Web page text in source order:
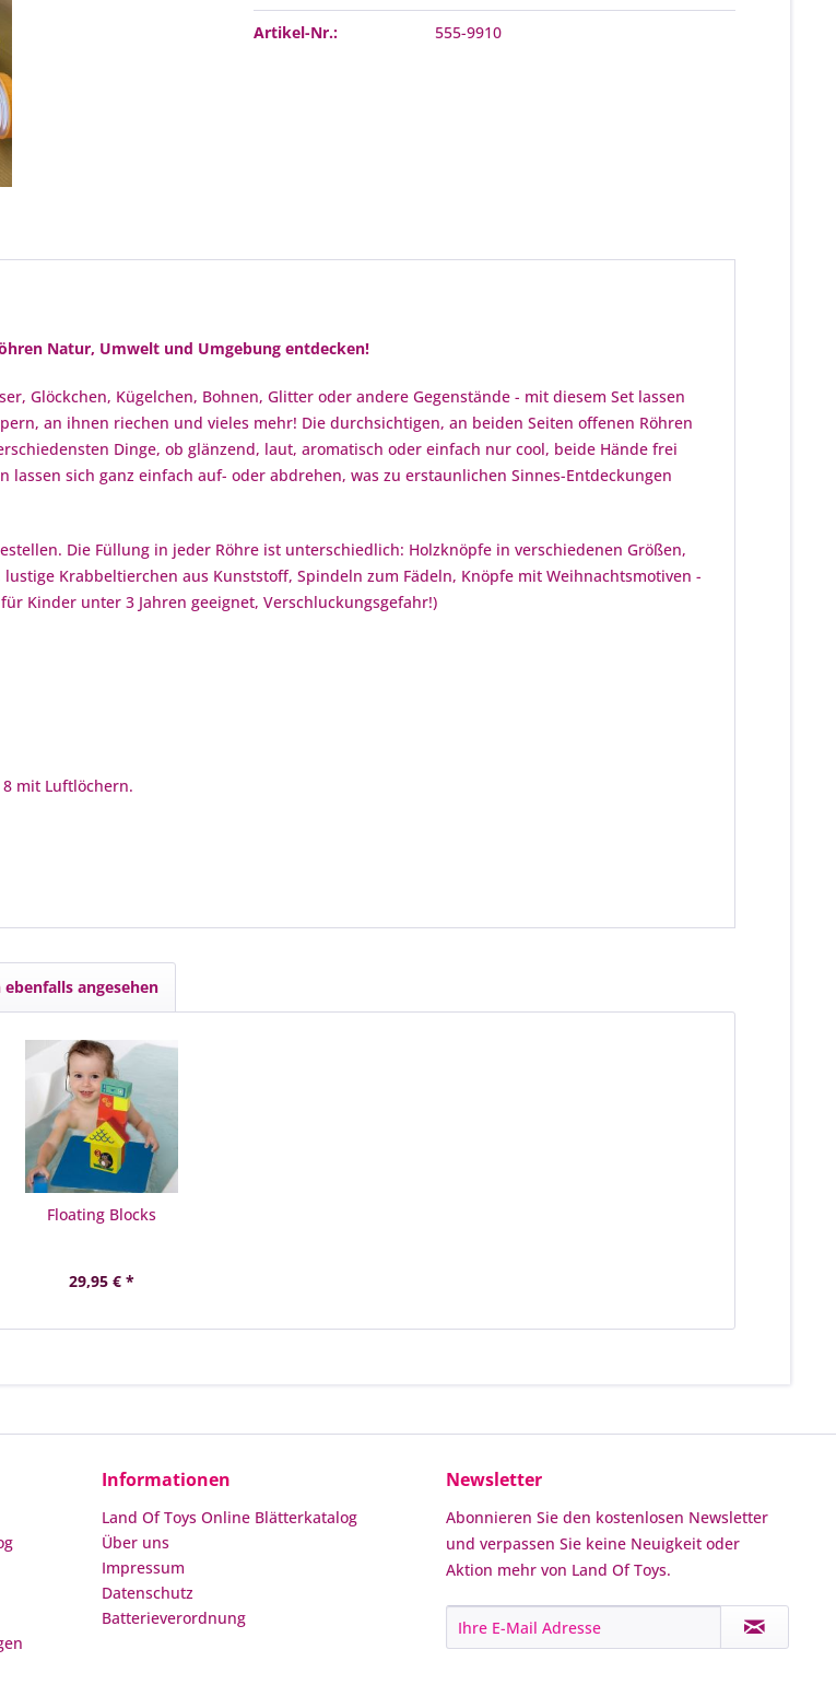
Artikel-Nr.: 555-9910
Natur, Umwelt und Umgebung entdecken!
Glöckchen, Kügelchen, Bohnen, Glitter oder andere Gegenstände - mit diesem Set lassen
an ihnen riechen und vieles mehr! Die durchsichtigen, an beiden Seiten offenen Röhren
Dinge, ob glänzend, laut, aromatisch oder einfach nur cool, beide Hände frei
sich ganz einfach auf- oder abdrehen, was zu erstaunlichen Sinnes-Entdeckungen
Die Füllung in jeder Röhre ist unterschiedlich: Holzknöpfe in verschiedenen Größen,
Krabbeltierchen aus Kunststoff, Spindeln zum Fädeln, Knöpfe mit Weihnachtsmotiven -
Kinder unter 3 Jahren geeignet, Verschluckungsgefahr!)
mit Luftlöchern.
angesehen
Floating Blocks
29,95 € *
Informationen
Land Of Toys Online Blätterkatalog
Über uns
Impressum
Datenschutz
Batterieverordnung
Newsletter
Abonnieren Sie den kostenlosen Newsletter
und verpassen Sie keine Neuigkeit oder
Aktion mehr von Land Of Toys.